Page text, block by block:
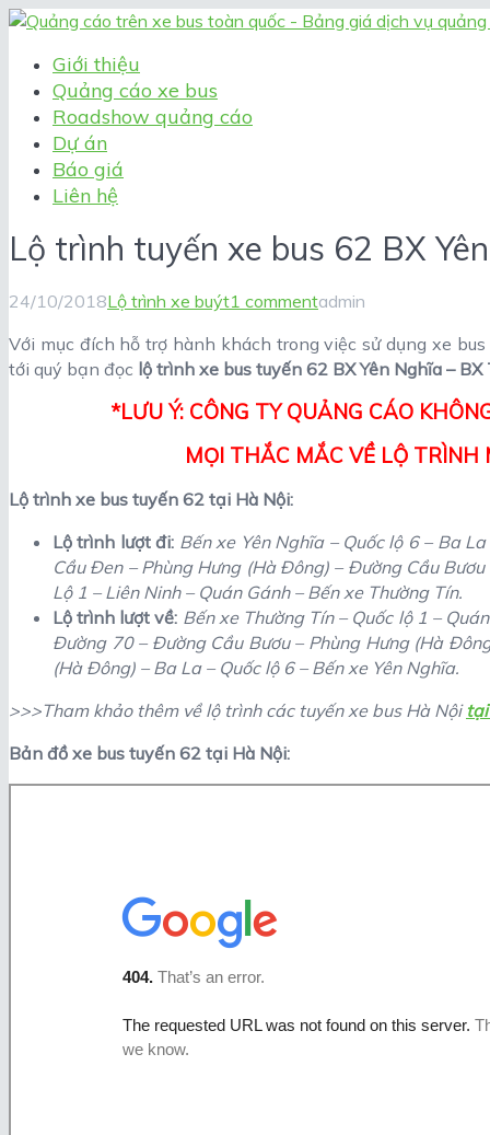
Giới thiệu
Quảng cáo xe bus
Roadshow quảng cáo
Dự án
Báo giá
Liên hệ
Lộ trình tuyến xe bus 62 BX
24/10/2018Lộ trình xe buýt1 commentadmin
Với mục đích hỗ trợ hành khách trong việc sử dụng xe
tới quý bạn đọc lộ trình xe bus tuyến 62 BX Yên Nghĩa –
*LƯU Ý: CÔNG TY QUẢNG CÁO
MỌI THẮC MẮC VỀ LỘ TRÌNH
Lộ trình xe bus tuyến 62 tại Hà Nội:
Lộ trình lượt đi: Bến xe Yên Nghĩa – Quốc lộ 6 – Ba
Cầu Đen – Phùng Hưng (Hà Đông) – Đường Cầu
Lộ 1 – Liên Ninh – Quán Gánh – Bến xe Thường Tín.
Lộ trình lượt về: Bến xe Thường Tín – Quốc lộ 1 –
Đường 70 – Đường Cầu Bươu – Phùng Hưng (Hà
(Hà Đông) – Ba La – Quốc lộ 6 – Bến xe Yên Nghĩa.
>>>Tham khảo thêm về lộ trình các tuyến xe bus Hà Nội
Bản đồ xe bus tuyến 62 tại Hà Nội: